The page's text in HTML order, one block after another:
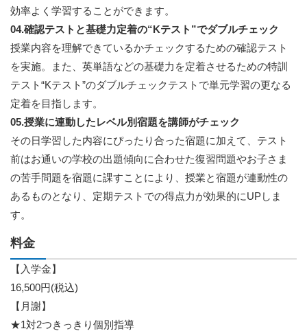
効率よく学習することができます。
04.確認テストと基礎力定着の“Kテスト”でダブルチェック
授業内容を理解できているかチェックするための確認テスト
を実施。また、英単語などの基礎力を定着させるための特訓
テスト“Kテスト”のダブルチェックテストで単元学習の更なる
定着を目指します。
05.授業に連動したレベル別宿題を講師がチェック
その日学習した内容にぴったり合った宿題に加えて、テスト
前はお通いの学校の出題傾向に合わせた復習問題やお子さま
の苦手問題を宿題に課すことにより、授業と宿題が連動性の
あるものとなり、定期テストでの得点力が効果的にUPしま
す。
料金
【入学金】
16,500円(税込)
【月謝】
★1対2つきっきり個別指導